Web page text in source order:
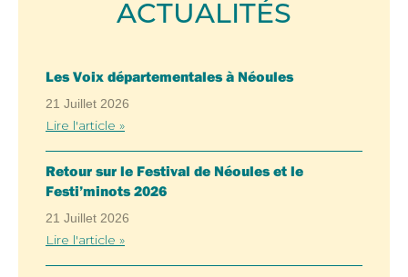
ACTUALITÉS
Les Voix départementales à Néoules
21 Juillet 2026
Lire l'article »
Retour sur le Festival de Néoules et le
Festi’minots 2026
21 Juillet 2026
Lire l'article »